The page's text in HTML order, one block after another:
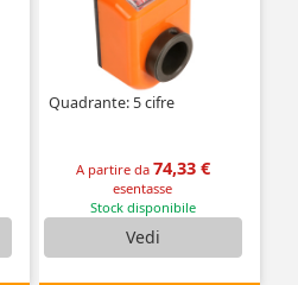
Quadrante: 5 cifre
A partire da 74,33 €
esentasse
Stock disponibile
Vedi